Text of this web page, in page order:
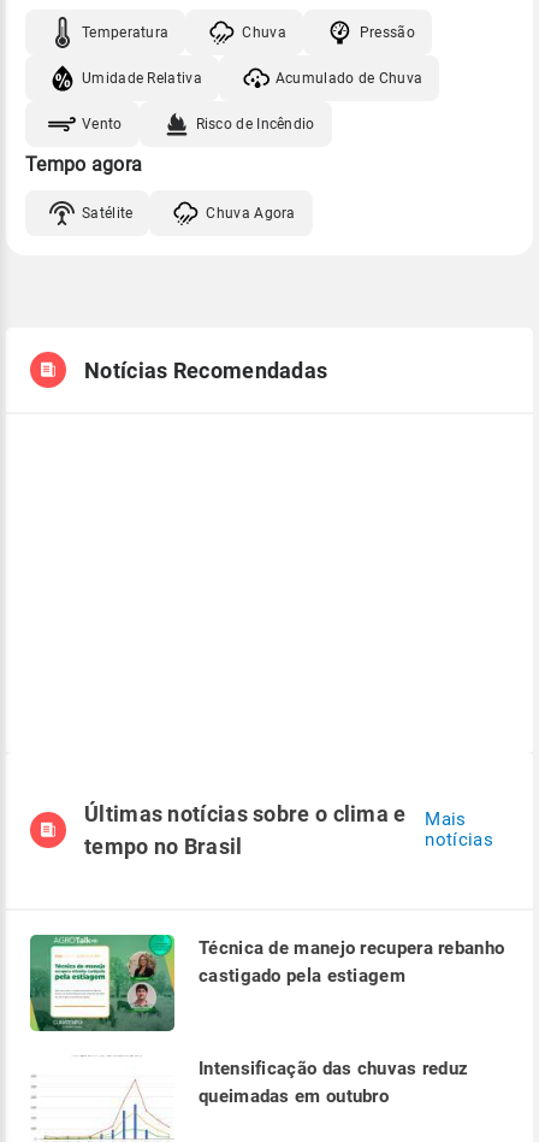
Temperatura Chuva Pressão
Umidade Relativa Acumulado de Chuva
Vento Risco de Incêndio
Tempo agora
Satélite Chuva Agora
Notícias Recomendadas
Últimas notícias sobre o clima e
tempo no Brasil
Mais
notícias
Técnica de manejo recupera rebanho
castigado pela estiagem
Intensificação das chuvas reduz
queimadas em outubro